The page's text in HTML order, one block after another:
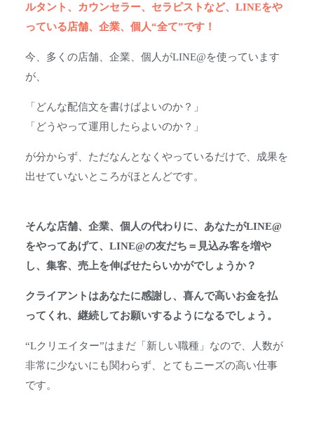
ルタント、カウンセラー、セラピストなど、LINEをや
っている店舗、企業、個人“全て”です！
今、多くの店舗、企業、個人がLINE@を使っています
が、
「どんな配信文を書けばよいのか？」
「どうやって運用したらよいのか？」
が分からず、ただなんとなくやっているだけで、成果を
出せていないところがほとんどです。
そんな店舗、企業、個人の代わりに、あなたがLINE@
をやってあげて、LINE@の友だち＝見込み客を増や
し、集客、売上を伸ばせたらいかがでしょうか？
クライアントはあなたに感謝し、喜んで高いお金を払
ってくれ、継続してお願いするようになるでしょう。
“Lクリエイター”はまだ「新しい職種」なので、人数が
非常に少ないにも関わらず、とてもニーズの高い仕事
です。